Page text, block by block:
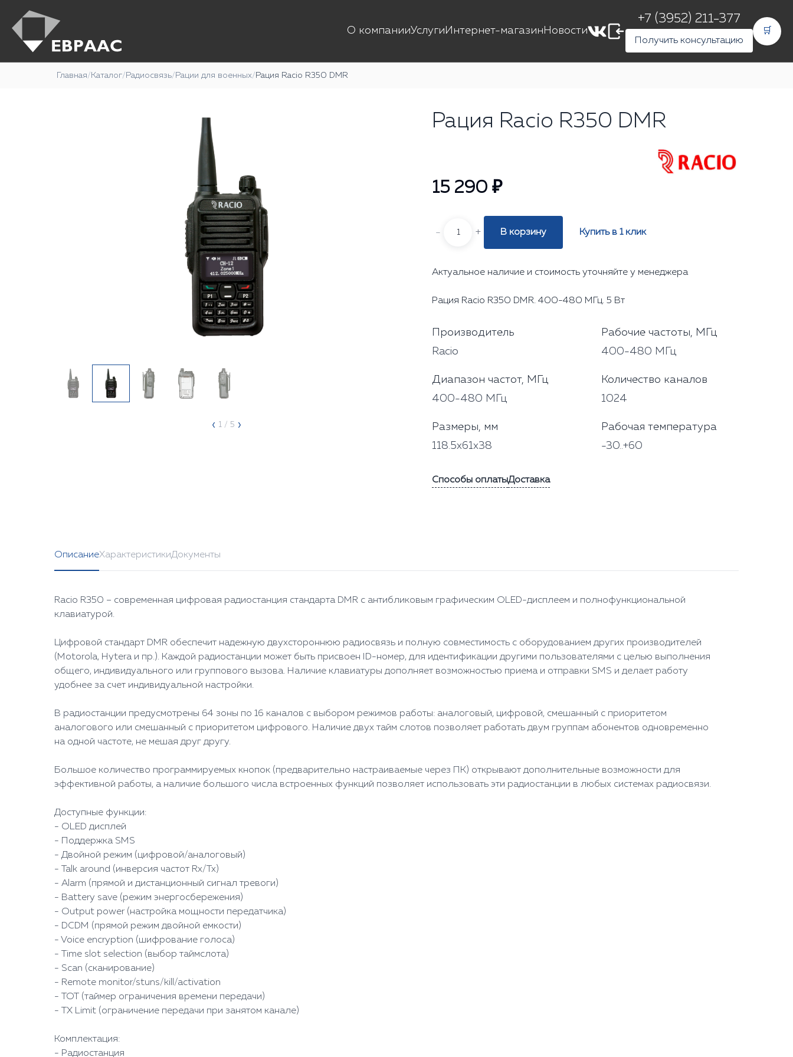
О компанииУслуги Интернет-магазин Новости
+7 (3952) 211-377
Получить консультацию
🛒
Главная/ Каталог/ Радиосвязь/ Рации для военных/ Рация Racio R350 DMR
‹ 1 / 5 ›
Рация Racio R350 DMR
15 290 ₽
- + В корзину Купить в 1 клик
Актуальное наличие и стоимость уточняйте у менеджера
Рация Racio R350 DMR. 400-480 МГц. 5 Вт
Производитель
Racio
Рабочие частоты, МГц
400-480 МГц
Диапазон частот, МГц
400-480 МГц
Количество каналов
1024
Размеры, мм
118.5x61x38
Рабочая температура
-30..+60
Способы оплатыДоставка
ОписаниеХарактеристикиДокументы
Racio R350 – современная цифровая радиостанция стандарта DMR с антибликовым графическим OLED-дисплеем и полнофункциональной
клавиатурой.
Цифровой стандарт DMR обеспечит надежную двухстороннюю радиосвязь и полную совместимость с оборудованием других производителей
(Motorola, Hytera и пр.). Каждой радиостанции может быть присвоен ID-номер, для идентификации другими пользователями с целью выполнения
общего, индивидуального или группового вызова. Наличие клавиатуры дополняет возможностью приема и отправки SMS и делает работу
удобнее за счет индивидуальной настройки.
В радиостанции предусмотрены 64 зоны по 16 каналов с выбором режимов работы: аналоговый, цифровой, смешанный с приоритетом
аналогового или смешанный с приоритетом цифрового. Наличие двух тайм слотов позволяет работать двум группам абонентов одновременно
на одной частоте, не мешая друг другу.
Большое количество программируемых кнопок (предварительно настраиваемые через ПК) открывают дополнительные возможности для
эффективной работы, а наличие большого числа встроенных функций позволяет использовать эти радиостанции в любых системах радиосвязи.
Доступные функции:
- OLED дисплей
- Поддержка SMS
- Двойной режим (цифровой/аналоговый)
- Talk around (инверсия частот Rx/Tx)⠀
- Alarm (прямой и дистанционный сигнал тревоги)⠀
- Battery save (режим энергосбережения)⠀
- Output power (настройка мощности передатчика)
- DCDM (прямой режим двойной емкости)
- Voice encryption (шифрование голоса)
- Time slot selection (выбор таймслота)
- Scan (сканирование)⠀
- Remote monitor/stuns/kill/activation
- TOT (таймер ограничения времени передачи)
- TX Limit (ограничение передачи при занятом канале)
Комплектация:
- Радиостанция